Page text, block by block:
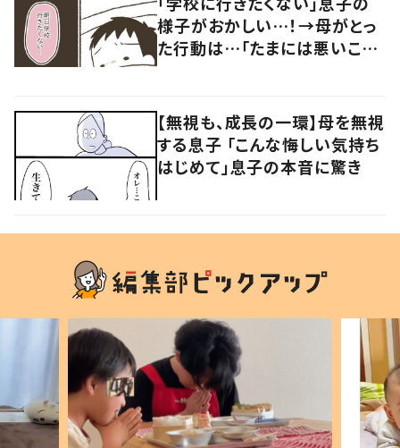
様子がおかしい…！→母がとっ
た行動は…「たまには悪いこと
【無視も、成長の一環】母を無視
する息子 「こんな悔しい気持ち
はじめて」息子の本音に驚き